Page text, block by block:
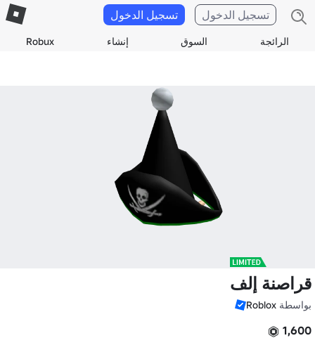
الرائجة السوق إنشاء Robux
تسجيل الدخول تسجيل الدخول
قراصنة إلف
بواسطة Roblox
1,600